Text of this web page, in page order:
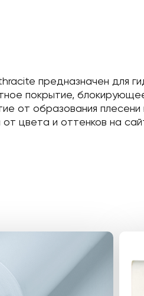
предназначен для
покрытие,
от образования
цвета и оттенков на